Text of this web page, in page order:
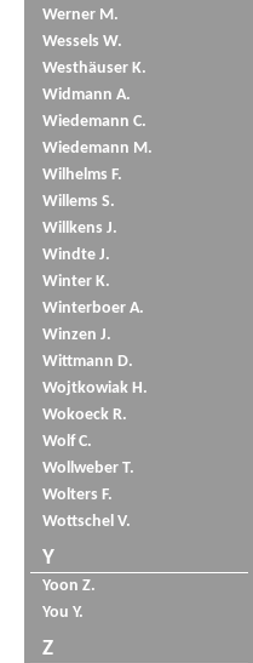
Werner M.
Wessels W.
Westhäuser K.
Widmann A.
Wiedemann C.
Wiedemann M.
Wilhelms F.
Willems S.
Willkens J.
Windte J.
Winter K.
Winterboer A.
Winzen J.
Wittmann D.
Wojtkowiak H.
Wokoeck R.
Wolf C.
Wollweber T.
Wolters F.
Wottschel V.
Y
Yoon Z.
You Y.
Z